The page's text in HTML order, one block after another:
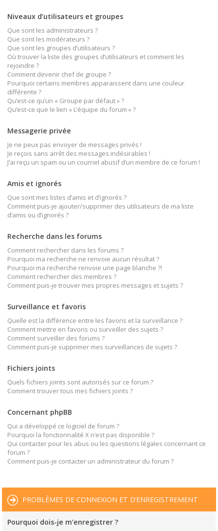
Niveaux d’utilisateurs et groupes
Que sont les administrateurs ?
Que sont les modérateurs ?
Que sont les groupes d’utilisateurs ?
Où trouver la liste des groupes d’utilisateurs et comment les
rejoindre ?
Comment devenir chef de groupe ?
Pourquoi certains membres apparaissent dans une couleur
différente ?
Qu’est-ce qu’un « Groupe par défaut » ?
Qu’est-ce que le lien « L’équipe du forum » ?
Messagerie privée
Je ne peux pas envoyer de messages privés !
Je reçois sans arrêt des messages indésirables !
J’ai reçu un spam ou un courriel abusif d’un membre de ce forum !
Amis et ignorés
Que sont mes listes d’amis et d’ignorés ?
Comment puis-je ajouter/supprimer des utilisateurs de ma liste
d’amis ou d’ignorés ?
Recherche dans les forums
Comment rechercher dans les forums ?
Pourquoi ma recherche ne renvoie aucun résultat ?
Pourquoi ma recherche renvoie une page blanche ?!
Comment rechercher des membres ?
Comment puis-je trouver mes propres messages et sujets ?
Surveillance et favoris
Quelle est la différence entre les favoris et la surveillance ?
Comment mettre en favoris ou surveiller des sujets ?
Comment surveiller des forums ?
Comment puis-je supprimer mes surveillances de sujets ?
Fichiers joints
Quels fichiers joints sont autorisés sur ce forum ?
Comment trouver tous mes fichiers joints ?
Concernant phpBB
Qui a développé ce logiciel de forum ?
Pourquoi la fonctionnalité X n’est pas disponible ?
Qui contacter pour les abus ou les questions légales concernant ce
forum ?
Comment puis-je contacter un administrateur du forum ?
PROBLÈMES DE CONNEXION ET D’ENREGISTREMENT
Pourquoi dois-je m’enregistrer ?